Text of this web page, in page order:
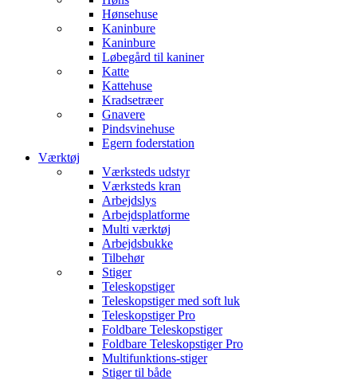
Hønsehuse
Kaninbure
Kaninbure
Løbegård til kaniner
Katte
Kattehuse
Kradsetræer
Gnavere
Pindsvinehuse
Egern foderstation
Værktøj
Værksteds udstyr
Værksteds kran
Arbejdslys
Arbejdsplatforme
Multi værktøj
Arbejdsbukke
Tilbehør
Stiger
Teleskopstiger
Teleskopstiger med soft luk
Teleskopstiger Pro
Foldbare Teleskopstiger
Foldbare Teleskopstiger Pro
Multifunktions-stiger
Stiger til både